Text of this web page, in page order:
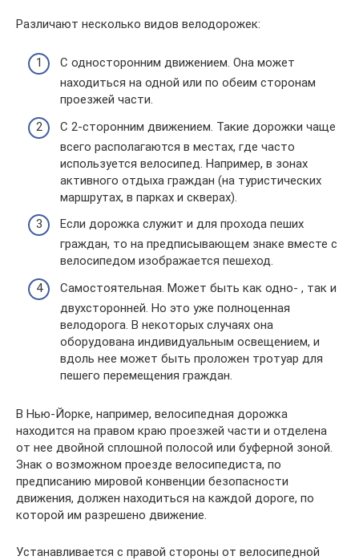
Различают несколько видов велодорожек:
С односторонним движением. Она может
находиться на одной или по обеим сторонам
проезжей части.
С 2-сторонним движением. Такие дорожки чаще
всего располагаются в местах, где часто
используется велосипед. Например, в зонах
активного отдыха граждан (на туристических
маршрутах, в парках и скверах).
Если дорожка служит и для прохода пеших
граждан, то на предписывающем знаке вместе с
велосипедом изображается пешеход.
Самостоятельная. Может быть как одно- , так и
двухсторонней. Но это уже полноценная
велодорога. В некоторых случаях она
оборудована индивидуальным освещением, и
вдоль нее может быть проложен тротуар для
пешего перемещения граждан.
В Нью-Йорке, например, велосипедная дорожка
находится на правом краю проезжей части и отделена
от нее двойной сплошной полосой или буферной зоной.
Знак о возможном проезде велосипедиста, по
предписанию мировой конвенции безопасности
движения, должен находиться на каждой дороге, по
которой им разрешено движение.
Устанавливается с правой стороны от велосипедной